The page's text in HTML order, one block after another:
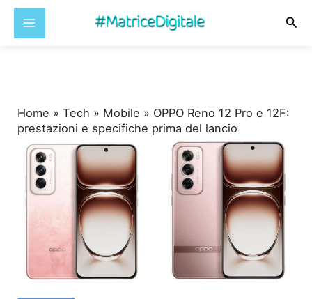
Home »Tech » Mobile » OPPO Reno 12 Pro e 12F:
prestazioni e specifiche prima del lancio